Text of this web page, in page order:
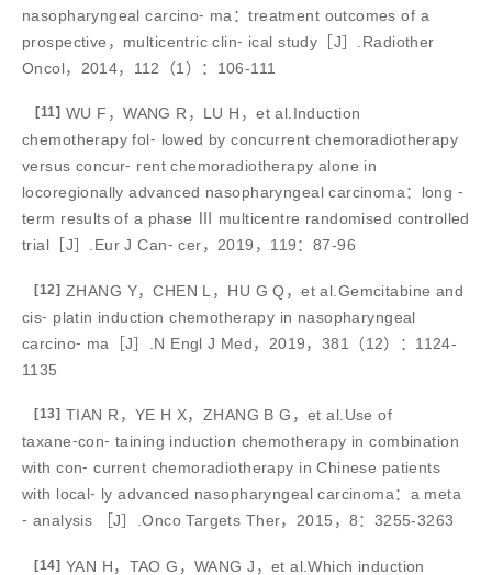
nasopharyngeal carcino⁃ ma：treatment outcomes of a
prospective，multicentric clin⁃ ical study［J］.Radiother
Oncol，2014，112（1）：106-111
[11] WU F，WANG R，LU H，et al.Induction
chemotherapy fol⁃ lowed by concurrent chemoradiotherapy
versus concur⁃ rent chemoradiotherapy alone in
locoregionally advanced nasopharyngeal carcinoma：long ⁃
term results of a phase Ⅲ multicentre randomised controlled
trial［J］.Eur J Can⁃ cer，2019，119：87-96
[12] ZHANG Y，CHEN L，HU G Q，et al.Gemcitabine and
cis⁃ platin induction chemotherapy in nasopharyngeal
carcino⁃ ma［J］.N Engl J Med，2019，381（12）：1124-
1135
[13] TIAN R，YE H X，ZHANG B G，et al.Use of
taxane⁃con⁃ taining induction chemotherapy in combination
with con⁃ current chemoradiotherapy in Chinese patients
with local⁃ ly advanced nasopharyngeal carcinoma：a meta
⁃ analysis ［J］.Onco Targets Ther，2015，8：3255-3263
[14] YAN H，TAO G，WANG J，et al.Which induction